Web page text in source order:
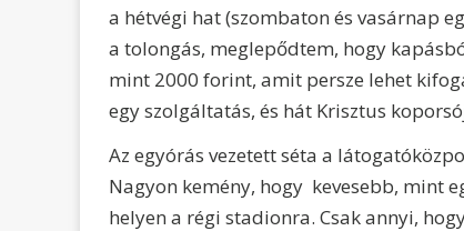
a hétvégi hat (szombaton és vasárnap
a tolongás, meglepődtem, hogy
mint 2000 forint, amit persze lehet
egy szolgáltatás, és hát Krisztus
Az egyórás vezetett séta a
Nagyon kemény, hogy kevesebb, mint
helyen a régi stadionra. Csak annyi,